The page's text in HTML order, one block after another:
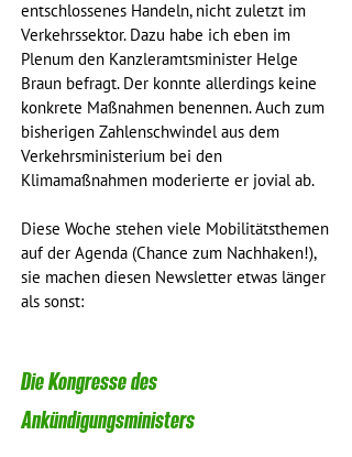
entschlossenes Handeln, nicht zuletzt im
Verkehrssektor. Dazu habe ich eben im
Plenum den Kanzleramtsminister Helge
Braun befragt. Der konnte allerdings keine
konkrete Maßnahmen benennen. Auch zum
bisherigen Zahlenschwindel aus dem
Verkehrsministerium bei den
Klimamaßnahmen moderierte er jovial ab.
Diese Woche stehen viele Mobilitätsthemen
auf der Agenda (Chance zum Nachhaken!),
sie machen diesen Newsletter etwas länger
als sonst:
Die Kongresse des
Ankündigungsministers